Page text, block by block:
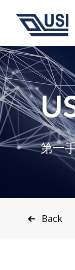
第一
Back